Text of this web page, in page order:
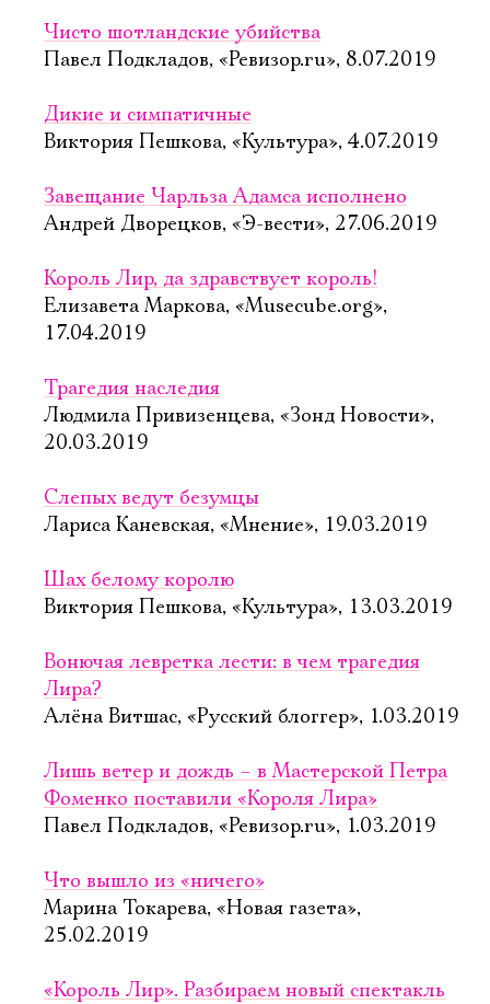
Чисто шотландские убийства
Павел Подкладов, «Ревизор.ru», 8.07.2019
Дикие и симпатичные
Виктория Пешкова, «Культура», 4.07.2019
Завещание Чарльза Адамса исполнено
Андрей Дворецков, «Э-вести», 27.06.2019
Король Лир, да здравствует король!
Елизавета Маркова, «Musecube.org»,
17.04.2019
Трагедия наследия
Людмила Привизенцева, «Зонд Новости»,
20.03.2019
Слепых ведут безумцы
Лариса Каневская, «Мнение», 19.03.2019
Шах белому королю
Виктория Пешкова, «Культура», 13.03.2019
Вонючая левретка лести: в чем трагедия
Лира?
Алёна Витшас, «Русский блоггер», 1.03.2019
Лишь ветер и дождь – в Мастерской Петра
Фоменко поставили «Короля Лира»
Павел Подкладов, «Ревизор.ru», 1.03.2019
Что вышло из «ничего»
Марина Токарева, «Новая газета»,
25.02.2019
«Король Лир». Разбираем новый спектакль